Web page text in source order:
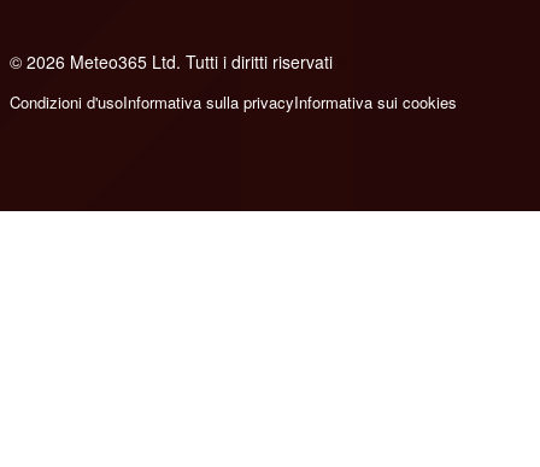
© 2026 Meteo365 Ltd. Tutti i diritti riservati
Condizioni d'usoInformativa sulla privacyInformativa sui cookies